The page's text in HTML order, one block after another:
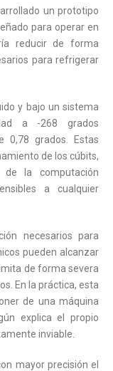
un prototipo
para operar en
reducir de forma
para refrigerar
y bajo un sistema
a -268 grados
0,78 grados. Estas
de los cúbits,
de la computación
a cualquier
necesarios para
pueden alcanzar
de forma severa
En la práctica, esta
de una máquina
explica el propio
inviable.
mayor precisión el